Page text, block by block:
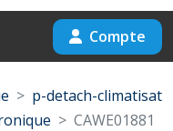
Compte
p-detach-climatisat
CAWE01881